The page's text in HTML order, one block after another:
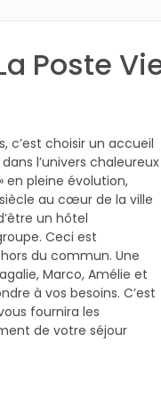
Poste
c’est choisir un accueil
l’univers chaleureux
en pleine évolution,
au cœur de la ville
un hôtel
Ceci est
du commun. Une
Marco, Amélie et
à vos besoins. C’est
fournira les
de votre séjour